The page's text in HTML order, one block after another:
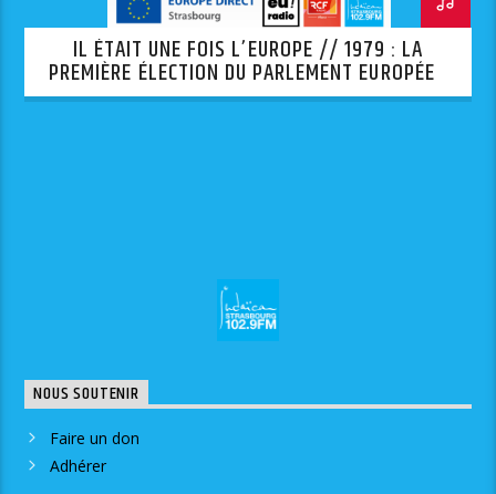
IL ÉTAIT UNE FOIS L’EUROPE // 1979 : LA
PREMIÈRE ÉLECTION DU PARLEMENT EUROPÉEN
AU SUFFRAGE UNIVERSEL
NOUS SOUTENIR
Faire un don
Adhérer